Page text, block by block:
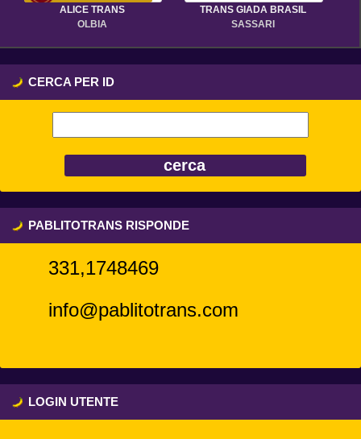
ALICE TRANS
OLBIA
TRANS GIADA BRASIL
SASSARI
CERCA PER ID
PABLITOTRANS RISPONDE
331,1748469
info@pablitotrans.com
LOGIN UTENTE